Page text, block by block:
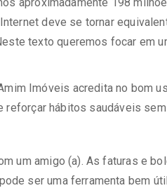
deve se tornar
texto queremos focar em
Imóveis acredita no bom
hábitos saudáveis
um amigo (a). As faturas e
ser uma ferramenta bem